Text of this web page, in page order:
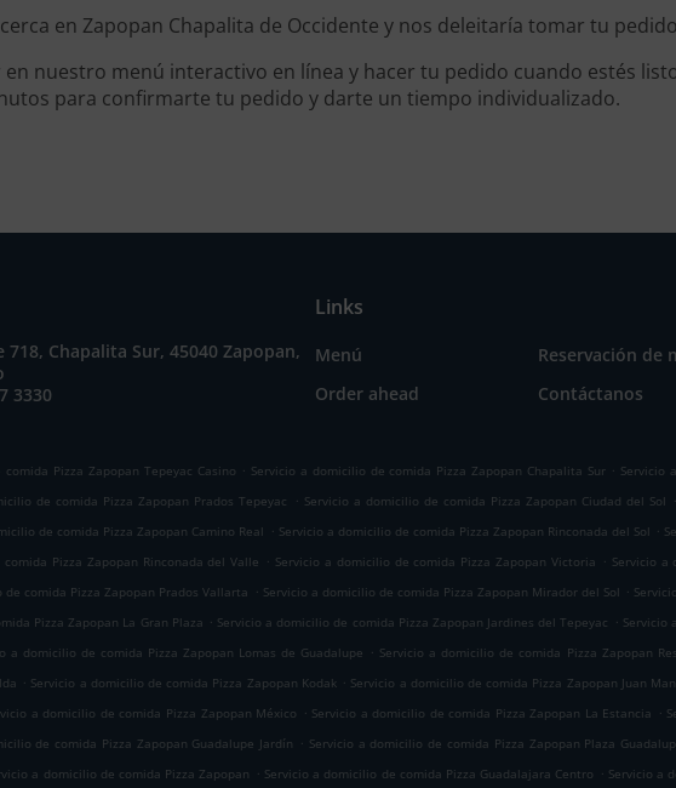
en Zapopan Chapalita de Occidente y nos deleitaría tomar tu
nuestro menú interactivo en línea y hacer tu pedido cuando estés
para confirmarte tu pedido y darte un tiempo individualizado.
718, Chapalita Sur, 45040 Zapopan,
3330
Links
Menú
Reservación de
Order ahead
Contáctanos
Pizza Zapopan Tepeyac Casino . Servicio a domicilio de comida Pizza Zapopan Chapalita Sur . Servicio
de comida Pizza Zapopan Prados Tepeyac
. Servicio a domicilio de comida Pizza Zapopan Ciudad del Sol .
de comida Pizza Zapopan Camino Real . Servicio a domicilio de comida Pizza Zapopan Rinconada del Sol .
Pizza Zapopan Rinconada del Valle . Servicio a domicilio de comida Pizza Zapopan Victoria . Servicio a
comida Pizza Zapopan Prados Vallarta . Servicio a domicilio de comida Pizza Zapopan Mirador del Sol .
Pizza Zapopan La Gran Plaza . Servicio a domicilio de comida Pizza Zapopan Jardines del Tepeyac . Servicio
a domicilio de comida Pizza Zapopan Lomas de Guadalupe . Servicio a domicilio de comida Pizza Zapopan
. Servicio a domicilio de comida Pizza Zapopan Kodak . Servicio a domicilio de comida Pizza Zapopan Juan
a domicilio de comida Pizza Zapopan México . Servicio a domicilio de comida Pizza Zapopan La Estancia .
de comida Pizza Zapopan Guadalupe Jardín . Servicio a domicilio de comida Pizza Zapopan Plaza
a domicilio de comida Pizza Zapopan . Servicio a domicilio de comida Pizza Guadalajara Centro . Servicio a